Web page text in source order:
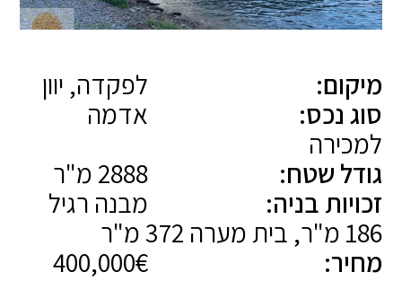
מיקום:
לפקדה, יוון
סוג נכס:
אדמה
למכירה
גודל שטח:
2888 מ"ר
זכויות בניה:
מבנה רגיל
186 מ"ר, בית מערה 372 מ"ר
מחיר:
400,000€